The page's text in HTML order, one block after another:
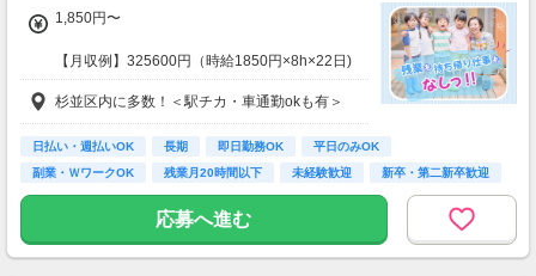
1,850円〜
【月収例】325600円（時給1850円×8h×22日)
7：00～19：00で1日4ｈ～、週3～5日(週20h
以上)
★シフト例：9-18時、7-11時、8-12時、9-16時
など
間など相談OK！
★短期2ヶ月～長期歓迎！
杉並区内に多数！＜駅チカ・車通勤okも有＞
日払い・週払いOK 長期 即日勤務OK
平日のみOK
副業・ＷワークOK
残業月20時間以下 未経験歓迎
新卒・第二新卒歓迎
フリーター歓迎
応募へ進む